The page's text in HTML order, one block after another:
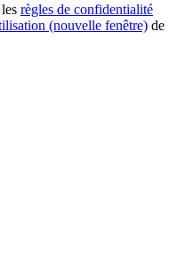
règles de confidentialité
(nouvelle fenêtre) de